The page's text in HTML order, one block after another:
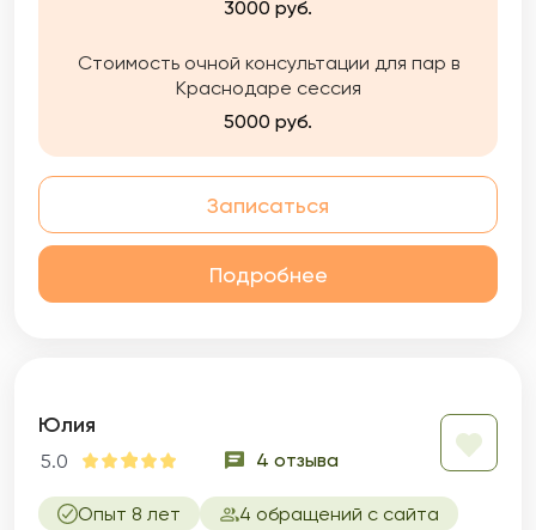
3000 руб.
Стоимость очной консультации для пар в
Краснодаре сессия
5000 руб.
Записаться
Подробнее
Юлия
5.0 4 отзыва
Опыт 8 лет 4 обращений с сайта